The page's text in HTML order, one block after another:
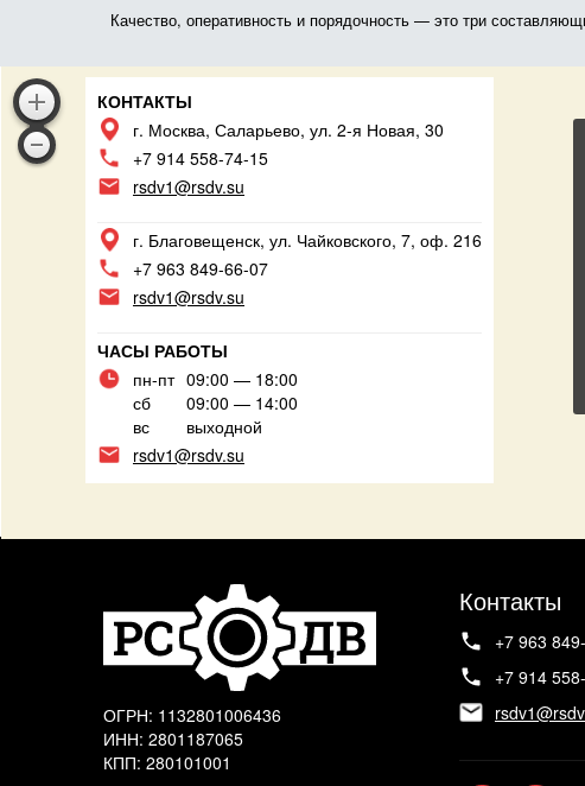
Качество, оперативность и порядочность — это три
КОНТАКТЫ
г. Москва, Саларьево, ул. 2-я Новая, 30
+7 914 558-74-15
rsdv1@rsdv.su
г. Благовещенск, ул. Чайковского, 7, оф. 216
+7 963 849-66-07
rsdv1@rsdv.su
ЧАСЫ РАБОТЫ
пн-пт 09:00 — 18:00
сб
09:00 — 14:00
вс
выходной
rsdv1@rsdv.su
ОГРН: 1132801006436
ИНН: 2801187065
КПП: 280101001
Контакты
+7 963
+7 914